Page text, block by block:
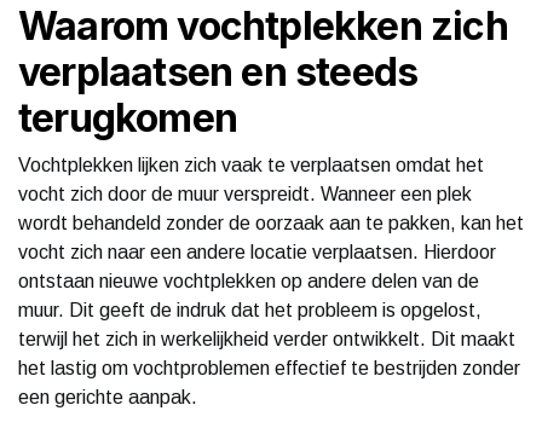
Waarom vochtplekken zich
verplaatsen en steeds
terugkomen
Vochtplekken lijken zich vaak te verplaatsen omdat het
vocht zich door de muur verspreidt. Wanneer een plek
wordt behandeld zonder de oorzaak aan te pakken, kan het
vocht zich naar een andere locatie verplaatsen. Hierdoor
ontstaan nieuwe vochtplekken op andere delen van de
muur. Dit geeft de indruk dat het probleem is opgelost,
terwijl het zich in werkelijkheid verder ontwikkelt. Dit maakt
het lastig om vochtproblemen effectief te bestrijden zonder
een gerichte aanpak.